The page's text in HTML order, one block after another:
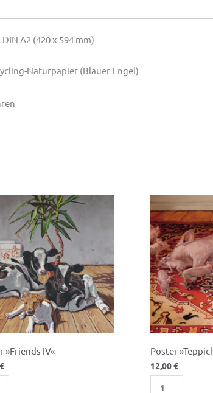
A2 (420 x 594 mm)
Naturpapier (Blauer Engel)
»Friends IV«
€
Poster
12,00€
Poster
»Teppich
III«
Menge